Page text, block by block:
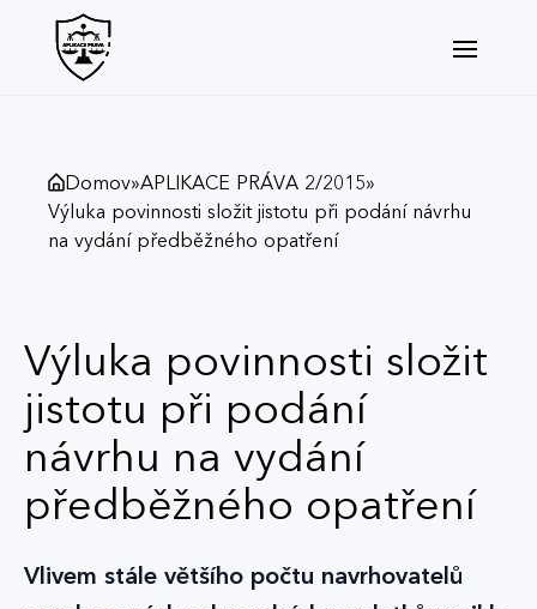
Domov»APLIKACE PRÁVA 2/2015»
Výluka povinnosti složit jistotu při podání návrhu
na vydání předběžného opatření
Výluka povinnosti složit
jistotu při podání
návrhu na vydání
předběžného opatření
Vlivem stále většího počtu navrhovatelů